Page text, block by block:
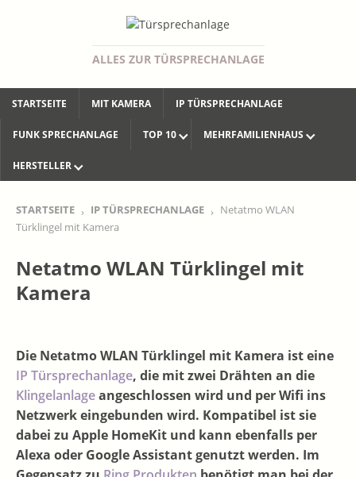
ALLES ZUR TÜRSPRECHANLAGE
STARTSEITE MIT KAMERA IP TÜRSPRECHANLAGE
FUNK SPRECHANLAGE TOP 10 MEHRFAMILIENHAUS
HERSTELLER
STARTSEITE IP TÜRSPRECHANLAGE
Netatmo WLAN
Türklingel mit Kamera
Netatmo WLAN Türklingel mit
Kamera
Die Netatmo WLAN Türklingel mit Kamera ist eine
IP Türsprechanlage, die mit zwei Drähten an die
Klingelanlageangeschlossen wird und per Wifi ins
Netzwerk eingebunden wird. Kompatibel ist sie
dabei zu Apple HomeKit und kann ebenfalls per
Alexa oder Google Assistant genutzt werden. Im